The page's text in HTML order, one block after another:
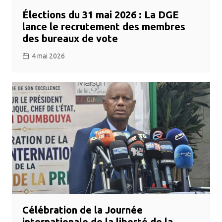
Élections du 31 mai 2026 : La DGE
lance le recrutement des membres
des bureaux de vote
4 mai 2026
Célébration de la Journée